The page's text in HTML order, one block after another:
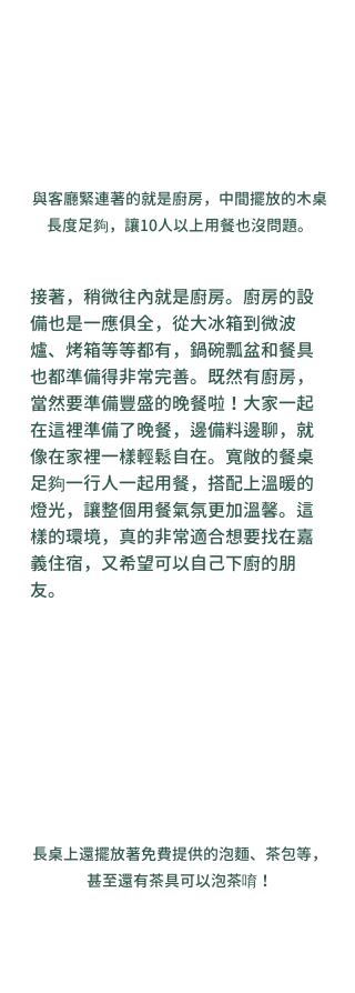
與客廳緊連著的就是廚房，中間擺放的木桌
長度足夠，讓10人以上用餐也沒問題。
接著，稍微往內就是廚房。廚房的設
備也是一應俱全，從大冰箱到微波
爐、烤箱等等都有，鍋碗瓢盆和餐具
也都準備得非常完善。既然有廚房，
當然要準備豐盛的晚餐啦！大家一起
在這裡準備了晚餐，邊備料邊聊，就
像在家裡一樣輕鬆自在。寬敞的餐桌
足夠一行人一起用餐，搭配上溫暖的
燈光，讓整個用餐氣氛更加溫馨。這
樣的環境，真的非常適合想要找在嘉
義住宿，又希望可以自己下廚的朋
友。
長桌上還擺放著免費提供的泡麵、茶包等，
甚至還有茶具可以泡茶唷！